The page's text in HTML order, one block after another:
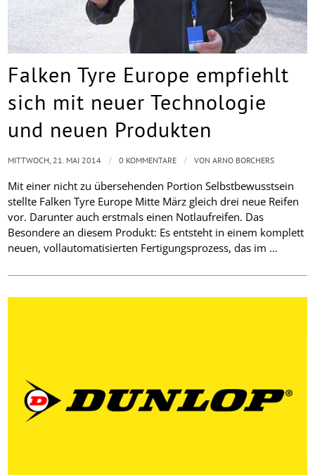
Falken Tyre Europe empfiehlt
sich mit neuer Technologie
und neuen Produkten
Mit einer nicht zu übersehenden Portion Selbstbewusstsein
stellte Falken Tyre Europe Mitte März gleich drei neue Reifen
vor. Darunter auch erstmals einen Notlaufreifen. Das
Besondere an diesem Produkt: Es entsteht in einem komplett
neuen, vollautomatisierten Fertigungsprozess, das im …
MITTWOCH, 21. MAI 2014 / 0 KOMMENTARE / VONARNO BORCHERS